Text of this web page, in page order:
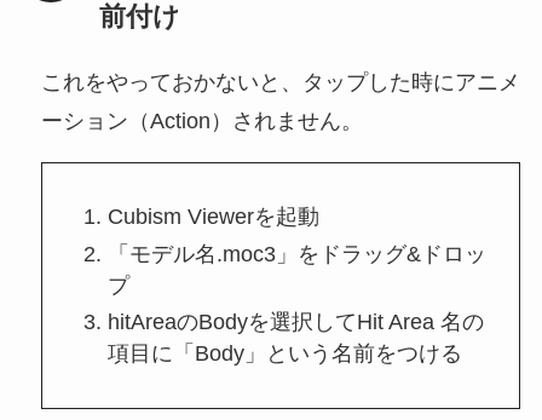
前付け
これをやっておかないと、タップした時にアニメ
ーション（Action）されません。
Cubism Viewerを起動
「モデル名.moc3」をドラッグ&ドロッ
プ
hitAreaのBodyを選択してHit Area 名の
項目に「Body」という名前をつける